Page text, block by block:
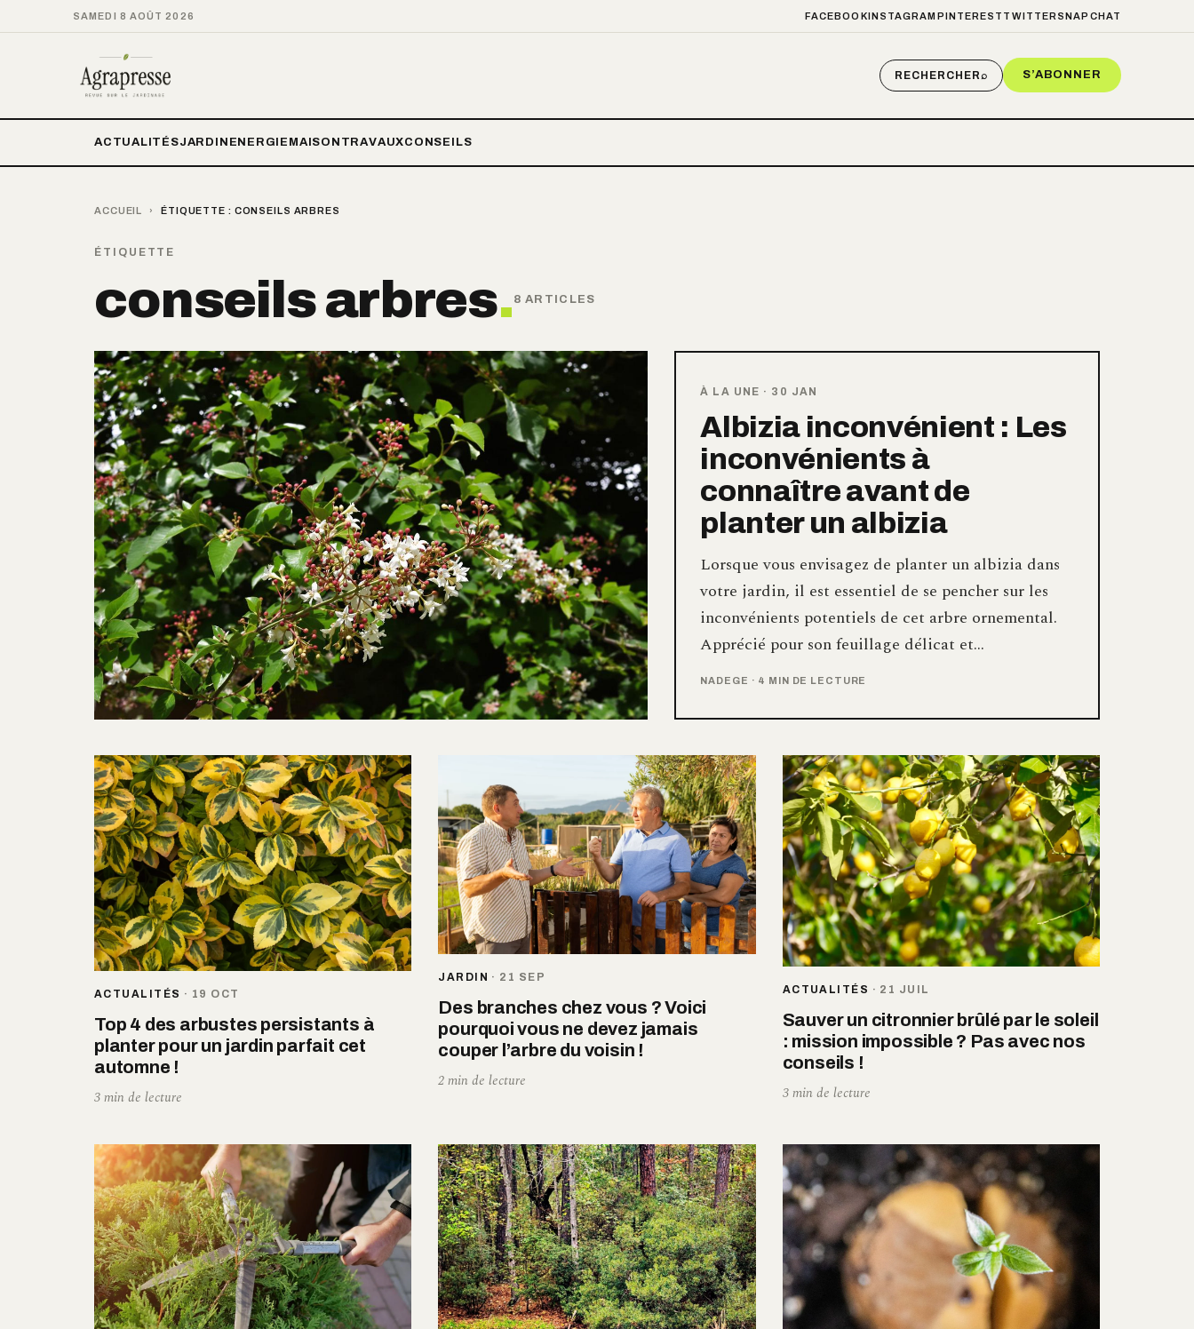
SAMEDI 8 AOÛT 2026 FACEBOOKINSTAGRAM PINTEREST TWITTER SNAPCHAT
RECHERCHER⌕ S’ABONNER
ACTUALITÉSJARDIN ENERGIE MAISON TRAVAUXCONSEILS
ACCUEIL › ÉTIQUETTE : CONSEILS ARBRES
ÉTIQUETTE
conseils arbres. 8 ARTICLES
À LA UNE · 30 JAN
Albizia inconvénient : Les
inconvénients à
connaître avant de
planter un albizia
Lorsque vous envisagez de planter un albizia dans
votre jardin, il est essentiel de se pencher sur les
inconvénients potentiels de cet arbre ornemental.
Apprécié pour son feuillage délicat et…
NADEGE · 4 MIN DE LECTURE
ACTUALITÉS · 19 OCT
Top 4 des arbustes persistants à
planter pour un jardin parfait cet
automne !
3 min de lecture
JARDIN · 21 SEP
Des branches chez vous ? Voici
pourquoi vous ne devez jamais
couper l’arbre du voisin !
2 min de lecture
ACTUALITÉS · 21 JUIL
Sauver un citronnier brûlé par le soleil
: mission impossible ? Pas avec nos
conseils !
3 min de lecture